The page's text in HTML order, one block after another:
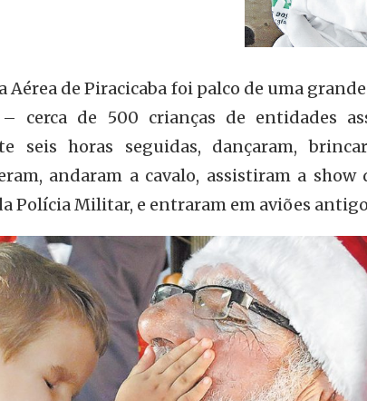
Aérea de Piracicaba foi palco de uma
cerca de 500 crianças de entidades
seis horas seguidas, dançaram,
andaram a cavalo, assistiram a show
Polícia Militar, e entraram em aviões